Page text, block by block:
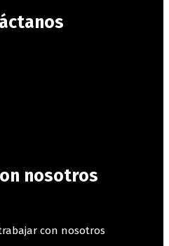
nosotros
con nosotros